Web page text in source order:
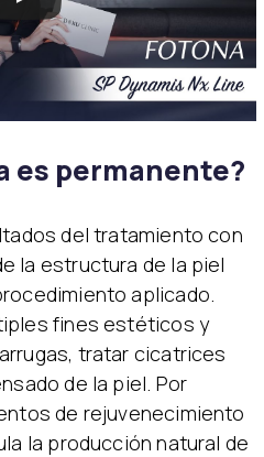
es permanente?
del tratamiento con
la estructura de la piel
aplicado.
fines estéticos y
tratar cicatrices
de la piel. Por
de rejuvenecimiento
la producción natural de